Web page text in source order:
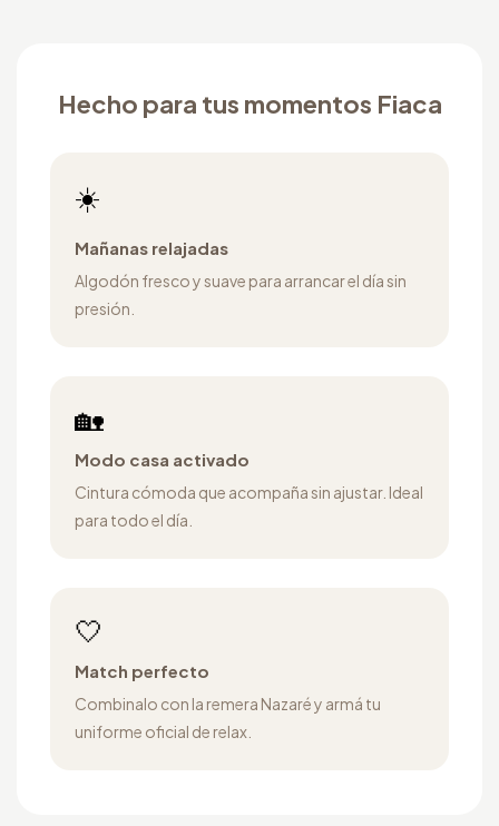
Hecho para tus momentos Fiaca
☀️
Mañanas relajadas
Algodón fresco y suave para arrancar el día sin
presión.
🏡
Modo casa activado
Cintura cómoda que acompaña sin ajustar. Ideal
para todo el día.
🤍
Match perfecto
Combinalo con la remera Nazaré y armá tu
uniforme oficial de relax.